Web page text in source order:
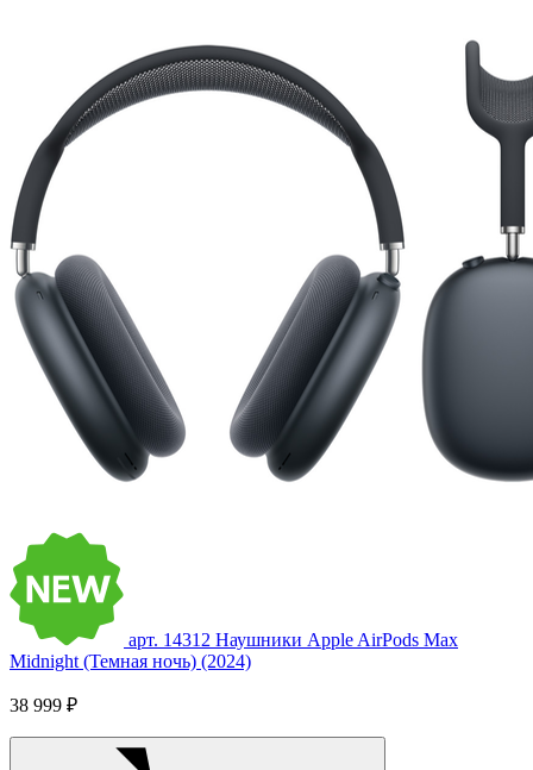
арт. 14312 Наушники Apple AirPods Max
Midnight (Темная ночь) (2024)
38 999 ₽